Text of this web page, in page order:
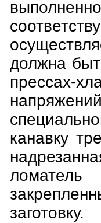
должна
канавку
заготовку.